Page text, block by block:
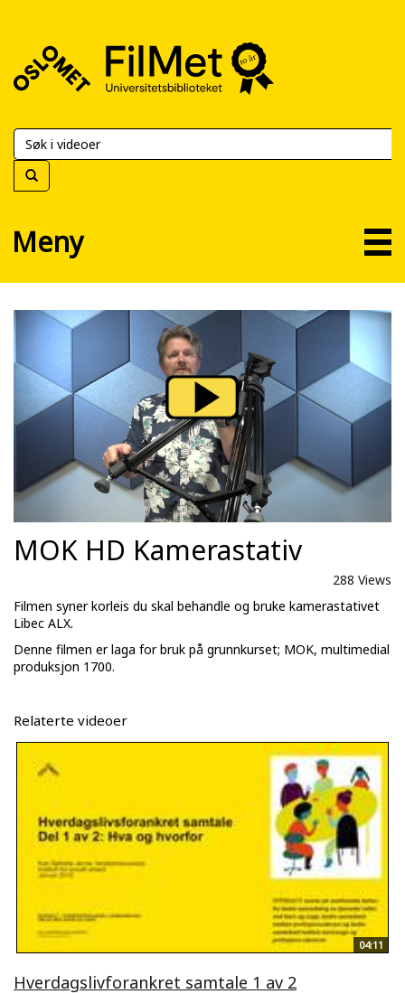
FilMet
Universitetsbiblioteket
Meny
MOK HD Kamerastativ
288 Views
Filmen syner korleis du skal behandle og bruke kamerastativet
Libec ALX.
Denne filmen er laga for bruk på grunnkurset; MOK, multimedial
produksjon 1700.
Relaterte videoer
04:11
Hverdagslivforankret samtale 1 av 2